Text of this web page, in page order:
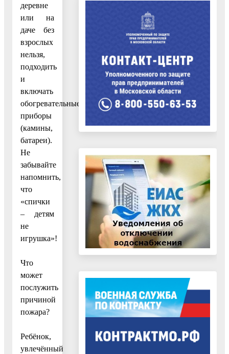
деревне
или на
даче без
взрослых
нельзя,
подходить
и
включать
обогревательные
приборы
(камины,
батареи).
Не
забывайте
напомнить,
что
«спички
– детям
не
игрушка»!
Что
может
послужить
причиной
пожара?
Ребёнок,
увлечённый